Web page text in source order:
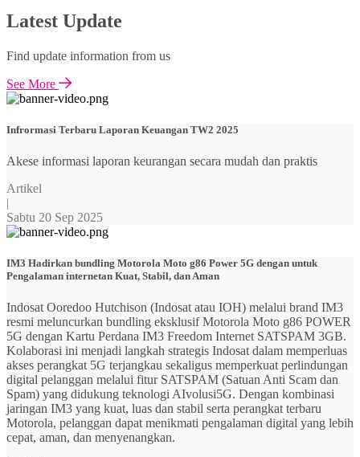
Latest Update
Find update information from us
See More
Infrormasi Terbaru Laporan Keuangan TW2 2025
Akese informasi laporan keurangan secara mudah dan praktis
Artikel
|
Sabtu 20 Sep 2025
IM3 Hadirkan bundling Motorola Moto g86 Power 5G dengan untuk
Pengalaman internetan Kuat, Stabil, dan Aman
Indosat Ooredoo Hutchison (Indosat atau IOH) melalui brand IM3
resmi meluncurkan bundling eksklusif Motorola Moto g86 POWER
5G dengan Kartu Perdana IM3 Freedom Internet SATSPAM 3GB.
Kolaborasi ini menjadi langkah strategis Indosat dalam memperluas
akses perangkat 5G terjangkau sekaligus memperkuat perlindungan
digital pelanggan melalui fitur SATSPAM (Satuan Anti Scam dan
Spam) yang didukung teknologi AIvolusi5G. Dengan kombinasi
jaringan IM3 yang kuat, luas dan stabil serta perangkat terbaru
Motorola, pelanggan dapat menikmati pengalaman digital yang lebih
cepat, aman, dan menyenangkan.